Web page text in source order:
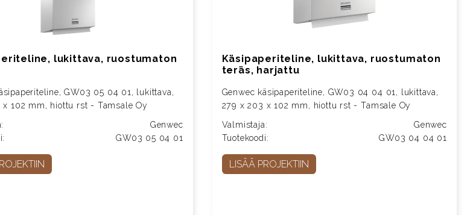
lukittava, ruostumaton
GW03 05 04 01, lukittava,
x 102 mm, hiottu rst - Tamsale Oy
Genwec
GW03 05 04 01
Käsipaperiteline, lukittava, ruostumaton
teräs, harjattu
Genwec käsipaperiteline, GW03 04 04 01, lukittava,
279 x 203 x 102 mm, hiottu rst - Tamsale Oy
Valmistaja:
Genwec
Tuotekoodi:
GW03 04 04 01
LISÄÄ PROJEKTIIN